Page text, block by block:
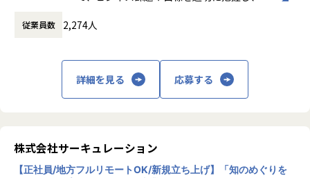
お客さまのマーケティング戦略、今後の注力
用業務の最適化
的な顧客体験にもとづく戦略策定
グ戦略立案と組織づくりを実行
・データ分析/ビジネス成果改善提案/プロジェクトマネジメ
ントを実行
身に付けたスキルに応じて複数の業界・プロジェクトを経験
できるため、
Webサイト、ソーシャル、モバイル、アプリ
【CSV戦略コンサルティング】
を支援
【デジタルビジネス運用支援】
従業員数 2,274人
詳細を見る 応募する
株式会社サーキュレーション
【正社員/地方フルリモートOK/新規立ち上げ】「知のめぐりを